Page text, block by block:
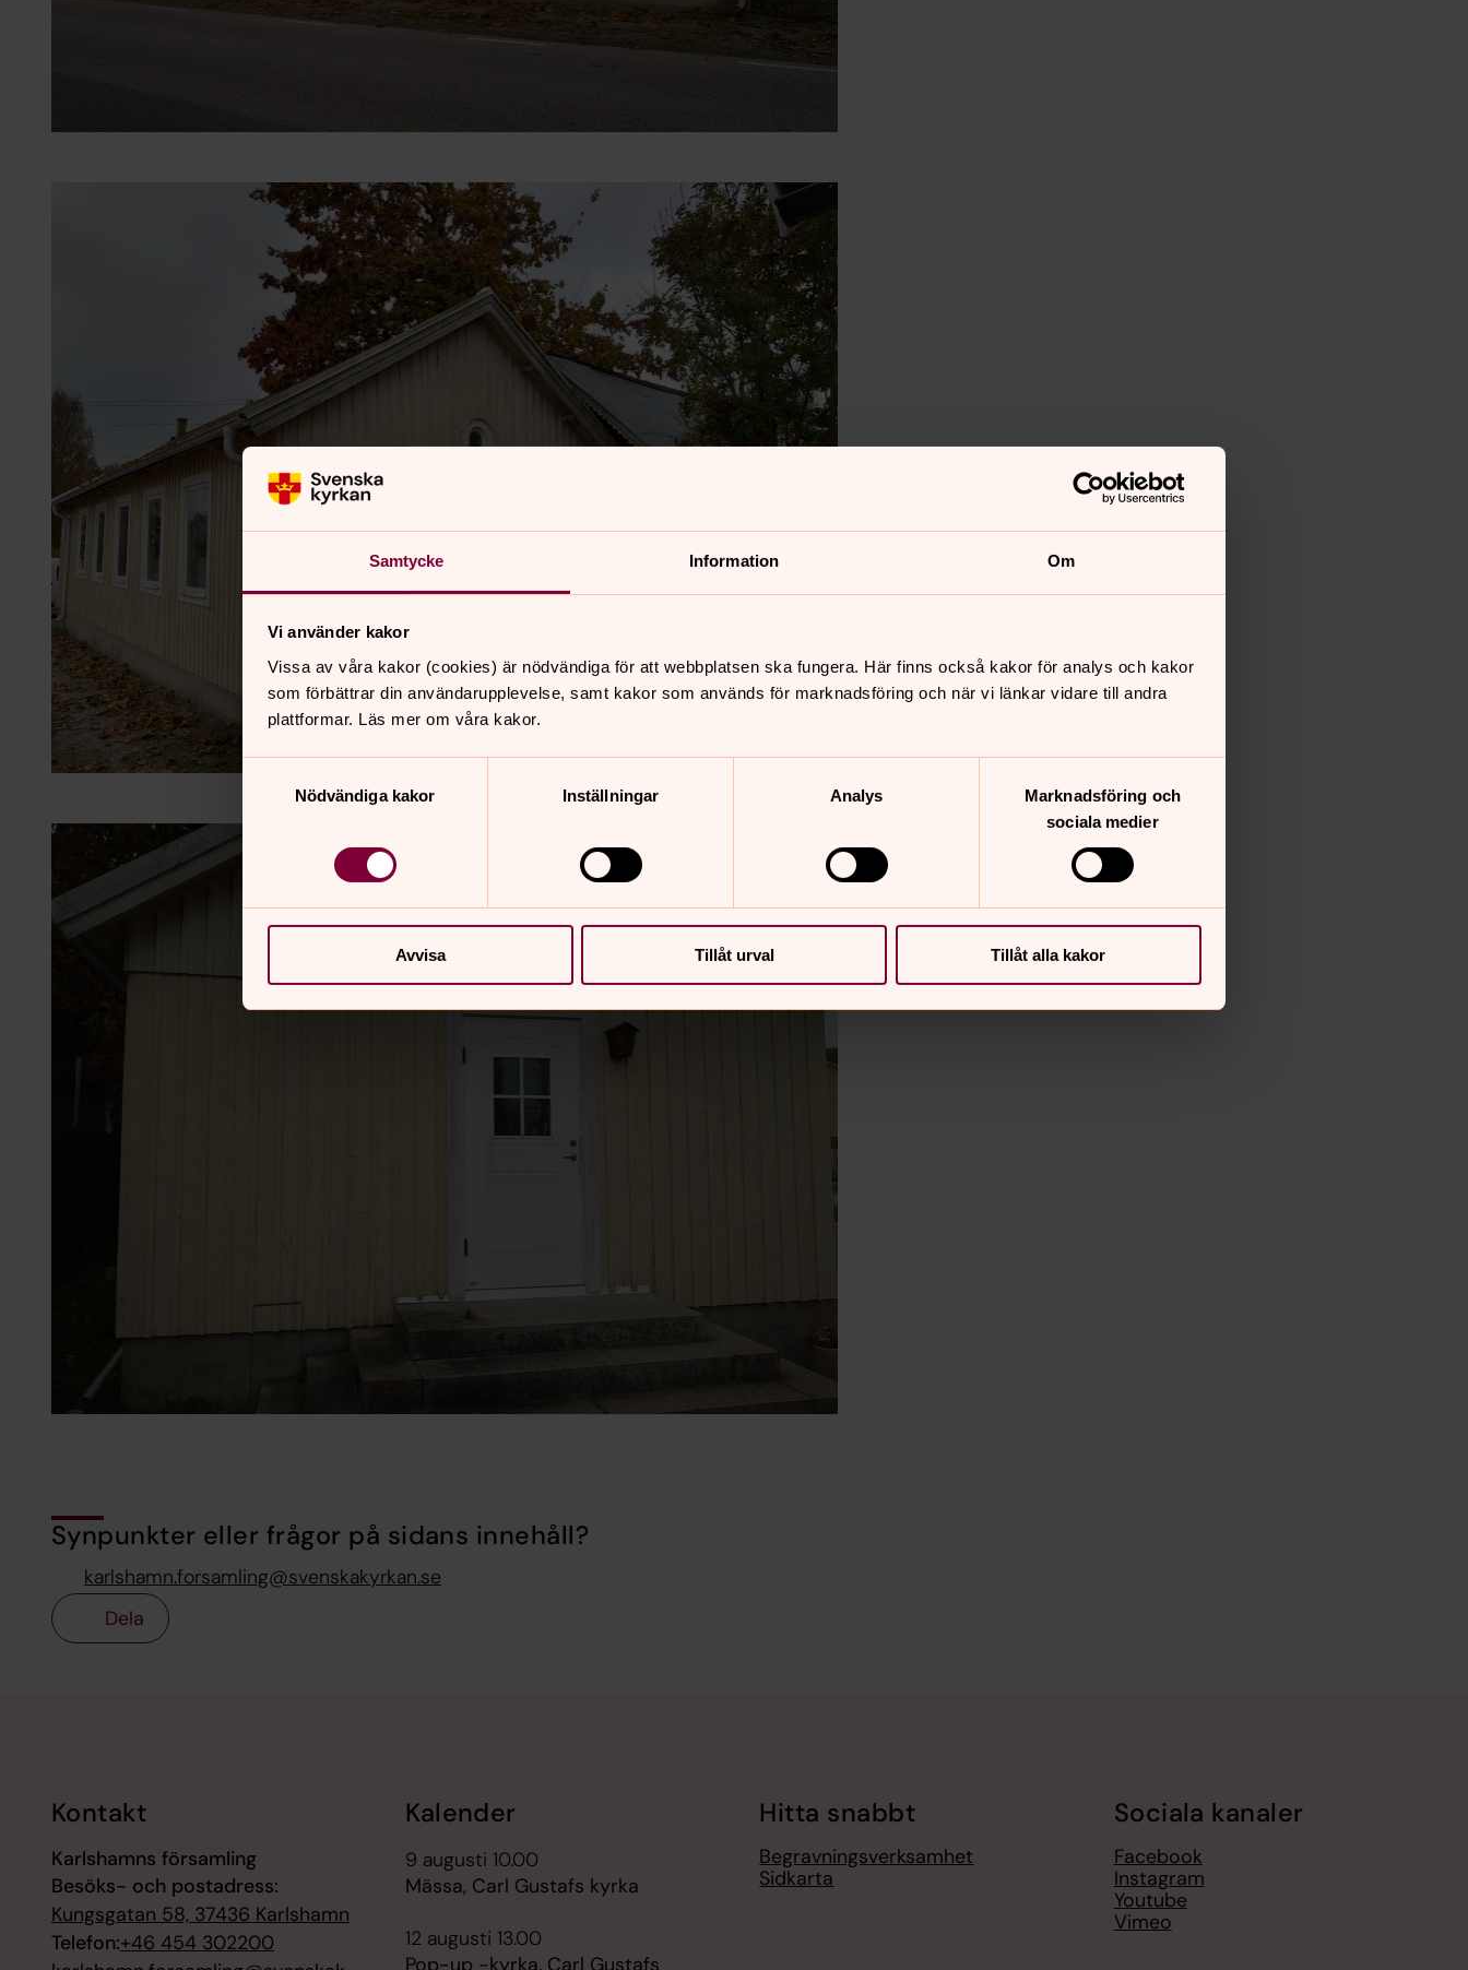
Samtycke Information Om
Vi använder kakor
Vissa av våra kakor (cookies) är nödvändiga för att webbplatsen ska fungera. Här finns också kakor för analys och kakor
som förbättrar din användarupplevelse, samt kakor som används för marknadsföring och när vi länkar vidare till andra
plattformar. Läs mer om våra kakor.
Samtyckesval
Nödvändiga kakor
Inställningar Analys
Marknadsföring och
sociala medier
Avvisa Tillåt urval Tillåt alla kakor
Synpunkter eller frågor på sidans innehåll?
karlshamn.forsamling@svenskakyrkan.se
Dela
Kontakt
Karlshamns församling
Besöks- och postadress:
Kungsgatan 58, 37436 Karlshamn
Telefon:+46 454 302200
Kalender
9 augusti 10.00
Mässa, Carl Gustafs kyrka
12 augusti 13.00
Pop-up -kyrka, Carl Gustafs
Hitta snabbt
Begravningsverksamhet
Sidkarta
Sociala kanaler
Facebook
Instagram
Youtube
Vimeo